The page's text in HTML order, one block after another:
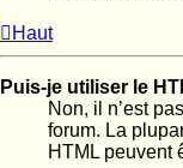
Haut
Puis-je utiliser le
Non, il n’est
forum. La
HTML peuvent